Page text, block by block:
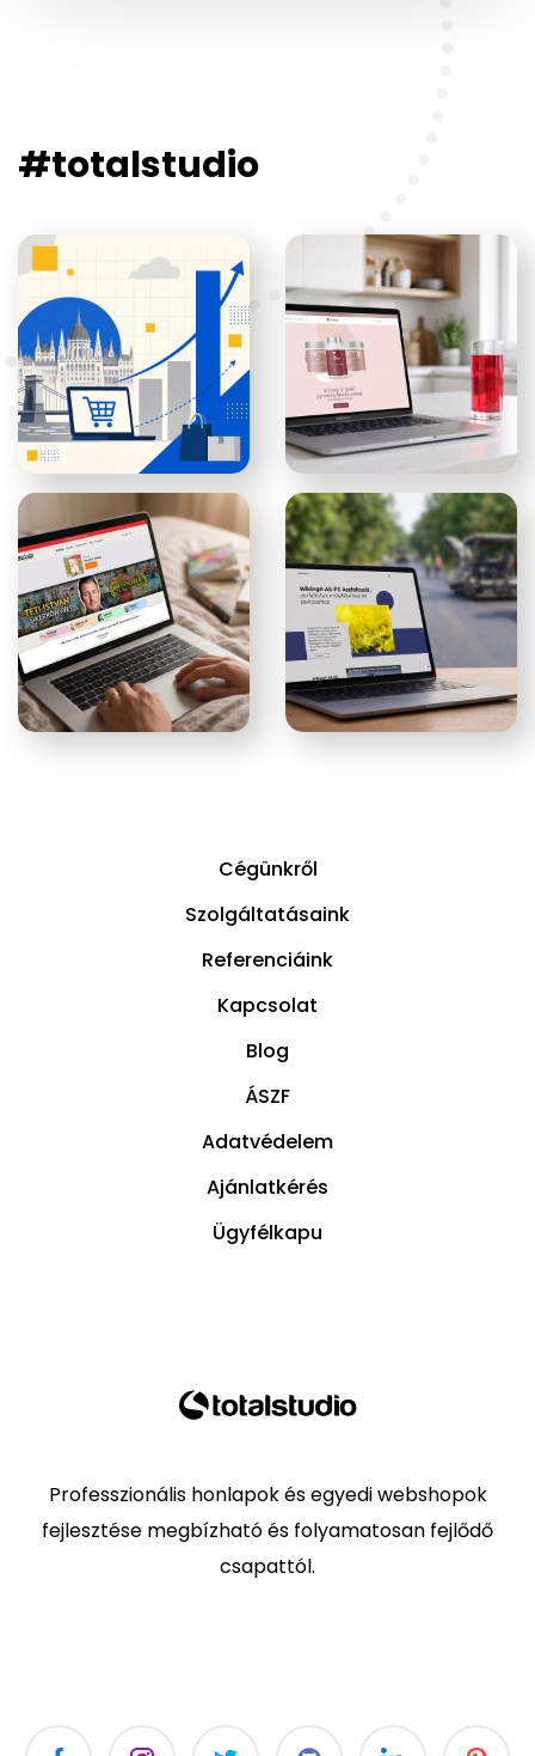
#totalstudio
Cégünkről
Szolgáltatásaink
Referenciáink
Kapcsolat
Blog
ÁSZF
Adatvédelem
Ajánlatkérés
Ügyfélkapu
Professzionális honlapok és egyedi webshopok
fejlesztése megbízható és folyamatosan fejlődő
csapattól.